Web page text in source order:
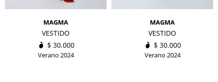
MAGMA
VESTIDO
$ 30.000
Verano 2024
MAGMA
VESTIDO
$ 30.000
Verano 2024